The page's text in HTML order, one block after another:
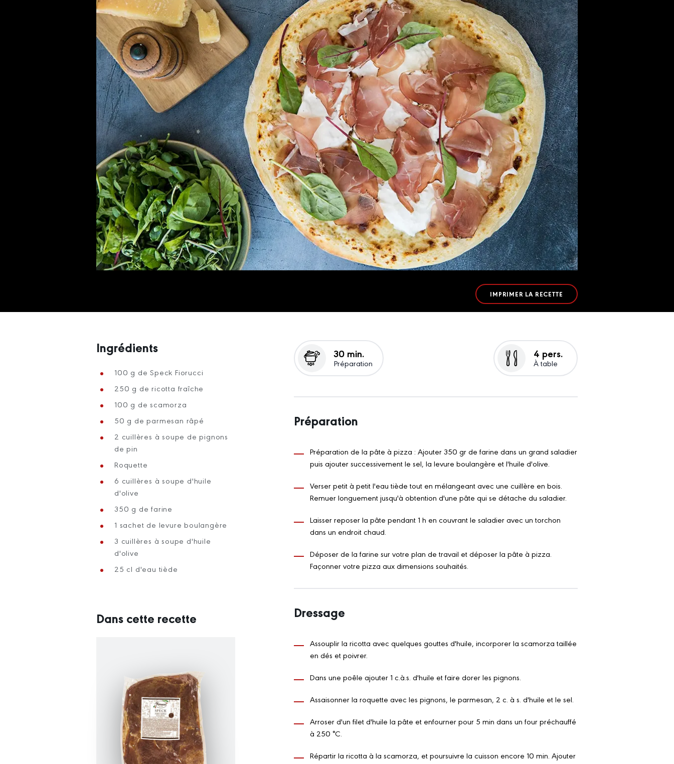
IMPRIMER LA RECETTE
Ingrédients
100 g de Speck Fiorucci
250 g de ricotta fraîche
100 g de scamorza
50 g de parmesan râpé
2 cuillères à soupe de pignons
de pin
Roquette
6 cuillères à soupe d'huile
d'olive
350 g de farine
1 sachet de levure boulangère
3 cuillères à soupe d'huile
d'olive
25 cl d'eau tiède
Dans cette recette
30 min.
Préparation
4 pers.
À table
Préparation
Préparation de la pâte à pizza : Ajouter 350 gr de farine dans un grand saladier
puis ajouter successivement le sel, la levure boulangère et l'huile d'olive.
Verser petit à petit l'eau tiède tout en mélangeant avec une cuillère en bois.
Remuer longuement jusqu'à obtention d'une pâte qui se détache du saladier.
Laisser reposer la pâte pendant 1 h en couvrant le saladier avec un torchon
dans un endroit chaud.
Déposer de la farine sur votre plan de travail et déposer la pâte à pizza.
Façonner votre pizza aux dimensions souhaités.
Dressage
Assouplir la ricotta avec quelques gouttes d'huile, incorporer la scamorza taillée
en dés et poivrer.
Dans une poêle ajouter 1 c.à.s. d'huile et faire dorer les pignons.
Assaisonner la roquette avec les pignons, le parmesan, 2 c. à s. d'huile et le sel.
Arroser d'un filet d'huile la pâte et enfourner pour 5 min dans un four préchauffé
à 250 °C.
Répartir la ricotta à la scamorza, et poursuivre la cuisson encore 10 min. Ajouter